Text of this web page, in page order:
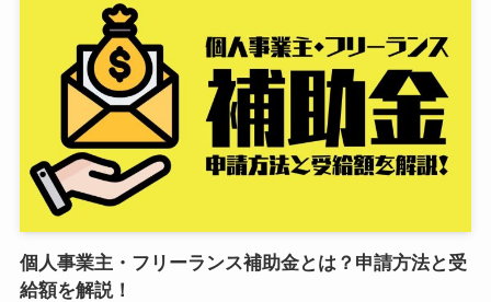
個人事業主・フリーランス補助金とは？申請方法と受
給額を解説！